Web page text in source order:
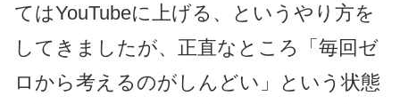
てはYouTubeに上げる、というやり方を
してきましたが、正直なところ「毎回ゼ
ロから考えるのがしんどい」という状態